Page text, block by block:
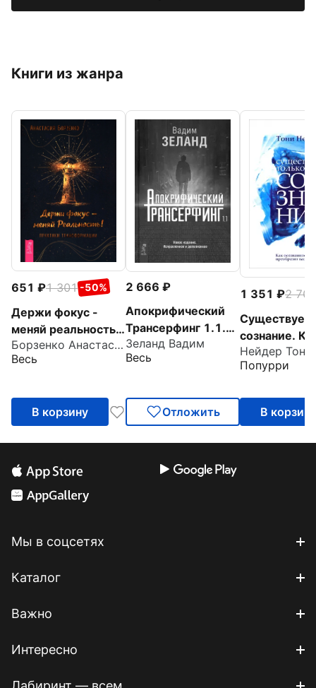
Книги из жанра
651 1 301 -50%
Держи фокус -
меняй реальность!
Практики
трансформации
Борзенко Анастасия
Весь
В корзину
2 666
Апокрифический
Трансерфинг 1.1.
Новое издание
Зеланд Вадим
Весь
Отложить
1 351
2 701
Существует
сознание.
преобразит
Нейдер Тони
Попурри
В корзину
Мы в соцсетях
Каталог
Важно
Интересно